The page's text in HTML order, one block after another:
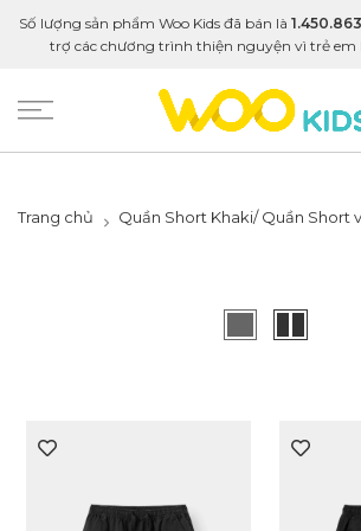
Số lượng sản phẩm Woo Kids đã bán là 1.450.863
trợ các chương trình thiện nguyện vì trẻ em
Trang chủ Quần Short Khaki/ Quần Short